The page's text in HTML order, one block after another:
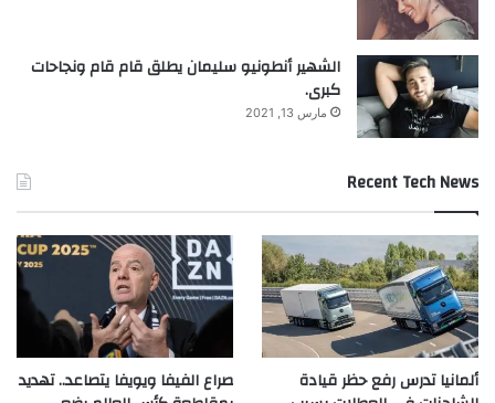
الشهير أنطونيو سليمان يطلق قام قام ونجاحات
كبرى.
مارس 13, 2021
Recent Tech News
ألمانيا تدرس رفع حظر قيادة
صراع الفيفا ويويفا يتصاعد.. تهديد